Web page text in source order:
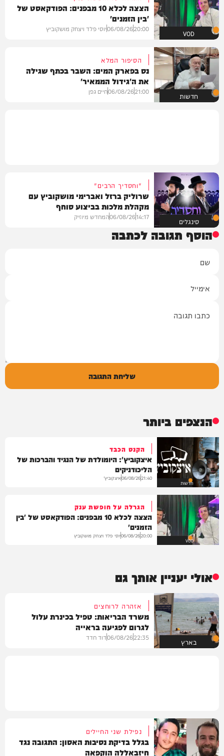
VOD
הצצה לכלא 10 מבפנים: הפודקאסט של
'בין הזמנים'
20:00
06/08/26יוסי פלד ויצחק מושקוביץ
חדשות
הסיפור המלא
נס בפארק המים: השבר בכתף שגילה
את ה'גידול הממאיר'
21:00
06/08/26חיים גפן
סינגלים
"וחסדיך הרבים"
שרוליק ברזל ואברימי מושקוביץ עם
מקהלת מלכות בביצוע סוחף
14:17
06/08/26המחדש מיוזיק
הוסף תגובה לכתבה
שליחת התגובה
הנצפים ביותר
חדשות
הקנס הכבד
איצקוביץ': היומולדת של הנגיד והברכות של
הליכודניקים
21:40
06/08/26איצקוביץ'
VOD
הגרלה על חופשת ענק
הצצה לכלא 10 מבפנים: הפודקאסט של 'בין
הזמנים'
20:00
06/08/26יוסי פלד ויצחק מושקוביץ
אולי יעניין אותך גם
בארץ
אזהרה לרוחצים
משרד הבריאות: טפיל בכינרת עלול
לגרום לפגיעה בראייה
22:35
06/08/26דוד חדד
נפילת שני החיילים
בגלל בדיקת נסיבות האסון: התגובה נגד
חיזבאללה הוקפאה